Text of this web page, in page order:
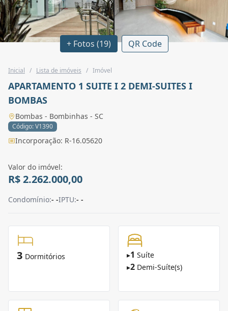
+ Fotos (19) QR Code
Inicial / Lista de imóveis / Imóvel
APARTAMENTO 1 SUITE I 2 DEMI-SUITES I
BOMBAS
Bombas - Bombinhas - SC
Código: V1390
Incorporação: R-16.05620
Valor do imóvel:
R$ 2.262.000,00
Condomínio:- -IPTU:- -
3 Dormitórios ▸1 Suíte
▸2 Demi-Suíte(s)